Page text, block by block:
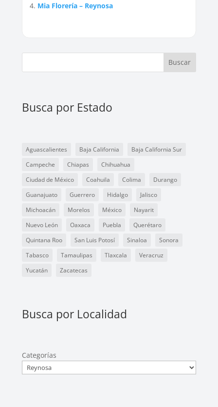
Mia Florería – Reynosa
Buscar
Busca por Estado
Aguascalientes Baja California
Baja California Sur
Campeche
Chiapas
Chihuahua
Ciudad de México
Coahuila Colima
Durango
Guanajuato
Guerrero Hidalgo
Jalisco
Michoacán
Morelos México
Nayarit
Nuevo León
Oaxaca Puebla
Querétaro
Quintana Roo
San Luis Potosí Sinaloa
Sonora
Tabasco
Tamaulipas Tlaxcala
Veracruz
Yucatán
Zacatecas
Busca por Localidad
Categorías